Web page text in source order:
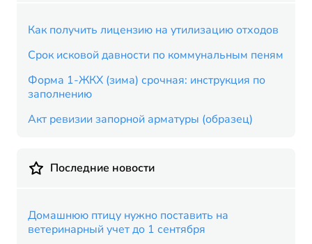
Как получить лицензию на утилизацию отходов
Срок исковой давности по коммунальным пеням
Форма 1-ЖКХ (зима) срочная: инструкция по
заполнению
Акт ревизии запорной арматуры (образец)
Последние новости
Домашнюю птицу нужно поставить на
ветеринарный учет до 1 сентября